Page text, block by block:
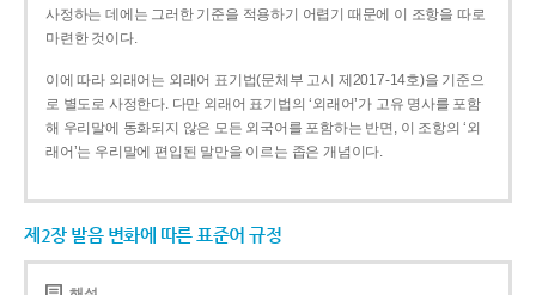
사정하는 데에는 그러한 기준을 적용하기 어렵기 때문에 이 조항을 따로
마련한 것이다.
이에 따라 외래어는 외래어 표기법(문체부 고시 제2017-14호)을 기준으
로 별도로 사정한다. 다만 외래어 표기법의 ‘외래어’가 고유 명사를 포함
해 우리말에 동화되지 않은 모든 외국어를 포함하는 반면, 이 조항의 ‘외
래어’는 우리말에 편입된 말만을 이르는 좁은 개념이다.
제2장 발음 변화에 따른 표준어 규정